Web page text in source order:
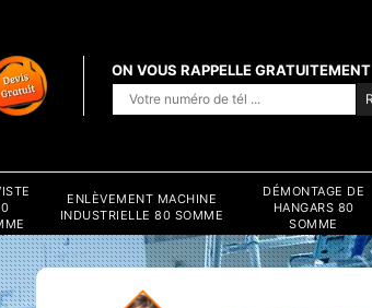
ON VOUS RAPPELLE GRATUITEMENT
ENLÈVEMENT MACHINE
INDUSTRIELLE 80 SOMME
DÉMONTAGE DE
HANGARS 80
SOMME